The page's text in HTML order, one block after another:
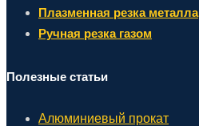
Плазменная резка металла
Ручная резка газом
Полезные статьи
Алюминиевый прокат